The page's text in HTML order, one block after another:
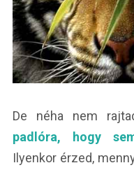
De néha nem
padlóra, hogy
Ilyenkor érzed,